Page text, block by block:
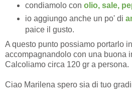
condiamolo con olio, sale,
io aggiungo anche un po' di
paice il gusto.
A questo punto possiamo portarlo
accompagnandolo con una buona
Calcoliamo circa 120 gr a persona.
Ciao Marilena spero sia di tuo